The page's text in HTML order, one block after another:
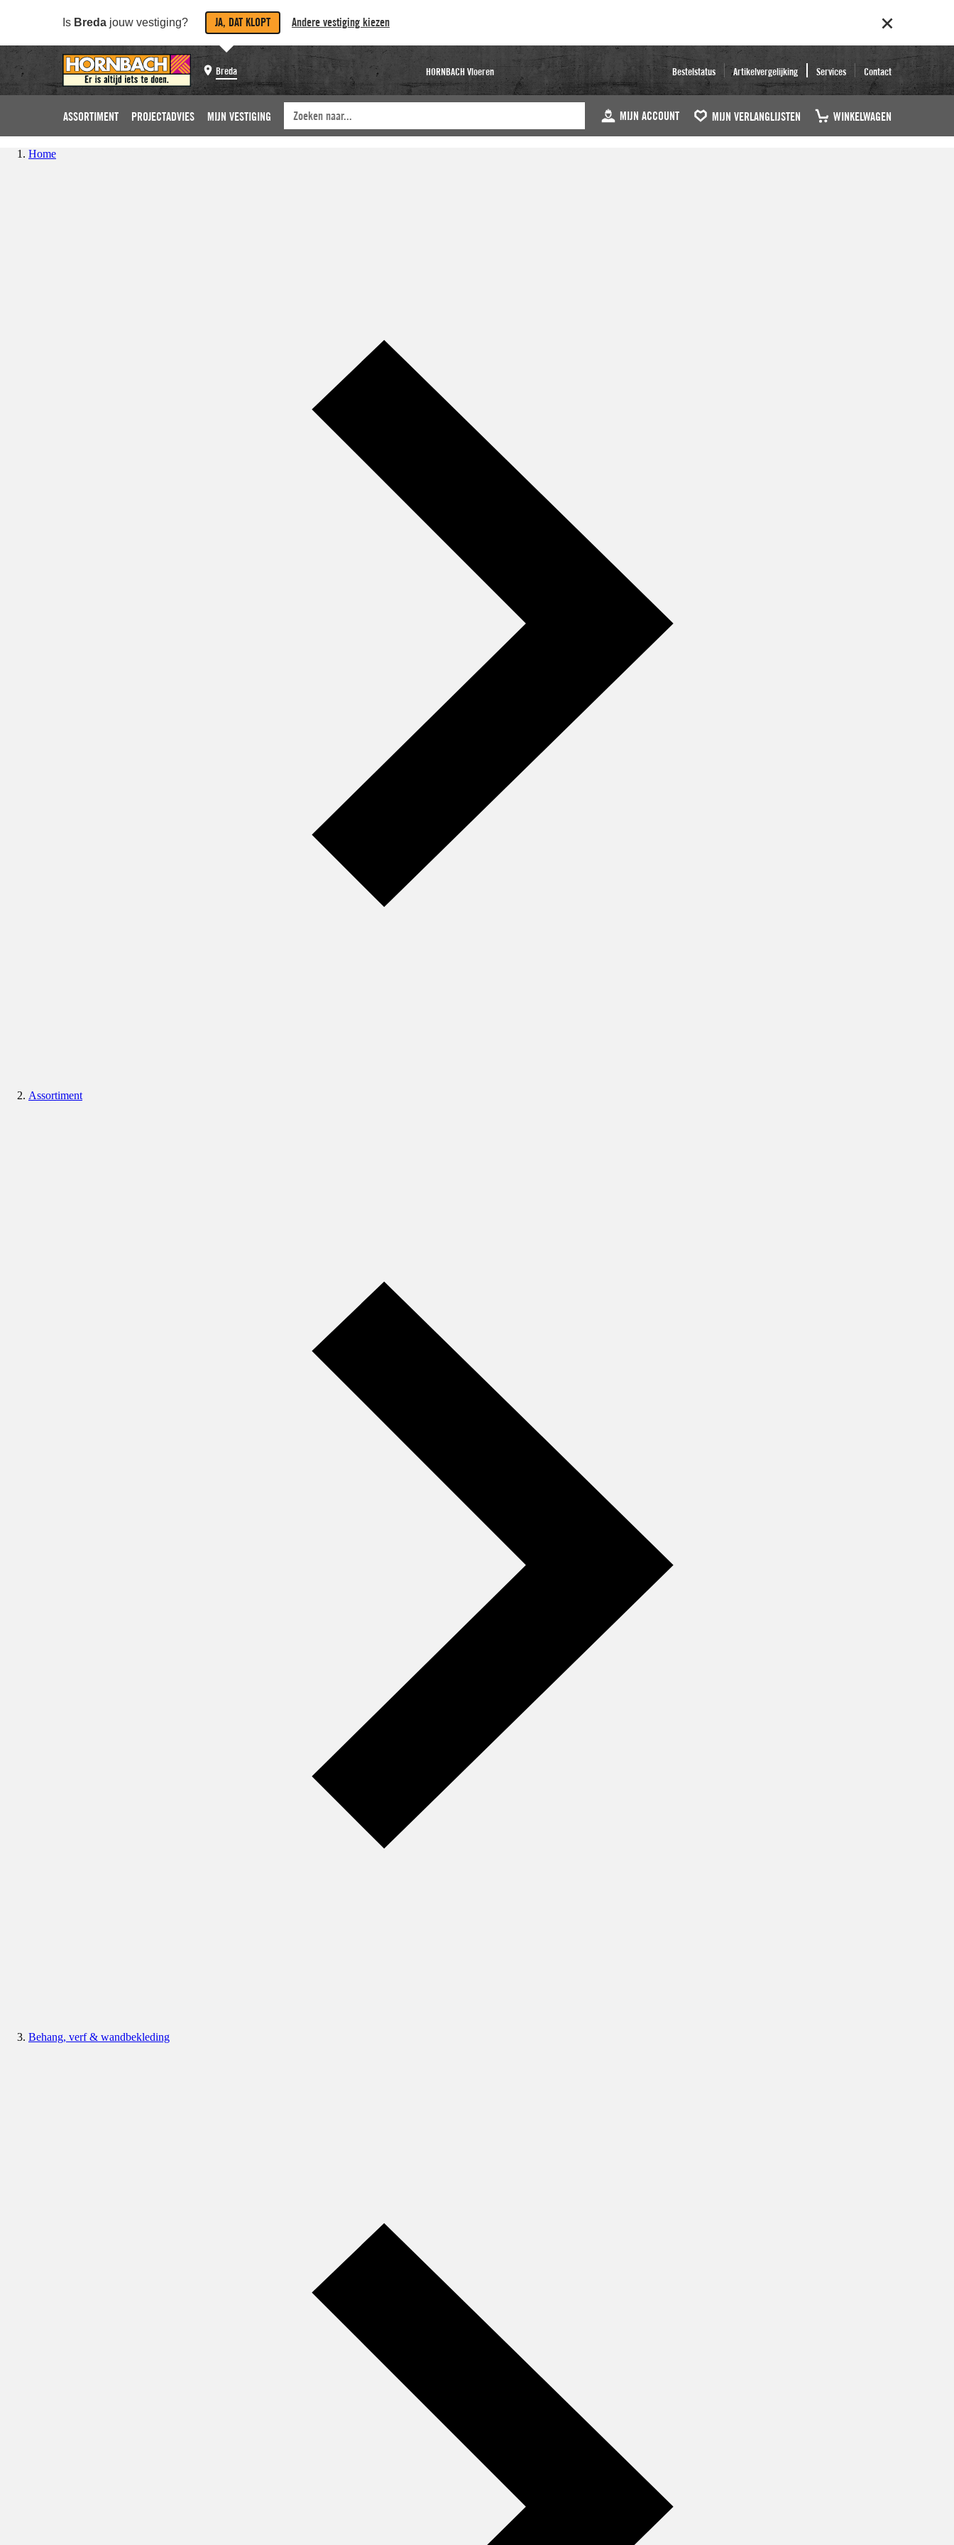
Is Breda jouw vestiging? JA, DAT KLOPT Andere vestiging kiezen
Breda HORNBACH Vloeren Bestelstatus Artikelvergelijking Services Contact
ASSORTIMENT PROJECTADVIES MIJN VESTIGING MIJN ACCOUNT MIJN VERLANGLIJSTEN WINKELWAGEN
Home
Assortiment
Behang, verf & wandbekleding